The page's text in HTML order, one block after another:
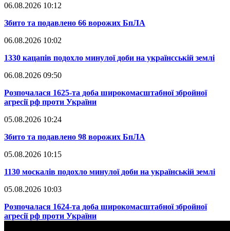
06.08.2026 10:12
​Збито та подавлено 66 ворожих БпЛА
06.08.2026 10:02
​1330 кацапів подохло минулої доби на українсській землі
06.08.2026 09:50
​Розпочалася 1625-та доба широкомасштабної збройної
агресії рф проти України
05.08.2026 10:24
​Збито та подавлено 98 ворожих БпЛА
05.08.2026 10:15
​1130 москалів подохло минулої доби на українській землі
05.08.2026 10:03
​Розпочалася 1624-та доба широкомасштабної збройної
агресії рф проти України